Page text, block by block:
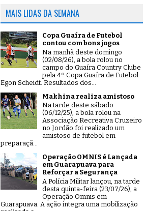
MAIS LIDAS DA SEMANA
Copa Guaíra de Futebol
contou com bons jogos
Na manhã deste domingo
(02/08/26), a bola rolou no
campo do Guaíra Country Clube
pela 4º Copa Guaíra de Futebol
Egon Scheidt. Resultados dos...
Makhina realiza amistoso
Na tarde deste sábado
(06/12/25), a bola rolou na
Associação Recreativa Cruzeiro
no Jordão foi realizado um
amistoso de futebol em
preparaçã...
Operação OMNIS é Lançada
em Guarapuava para
Reforçar a Segurança
A Polícia Militar lançou, na tarde
desta quinta-feira (23/07/26), a
Operação Omnis em
Guarapuava. A ação integra uma mobilização